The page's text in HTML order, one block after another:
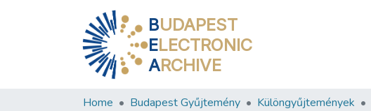
BUDAPEST
ELECTRONIC
ARCHIVE
Home Budapest Gyűjtemény Különgyűjtemények